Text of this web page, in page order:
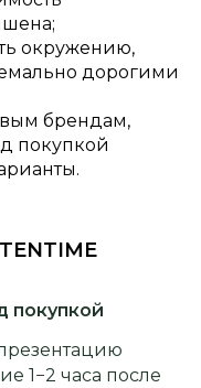
окружению,
дорогими
брендам,
покупкой
покупкой
1−2 часа после